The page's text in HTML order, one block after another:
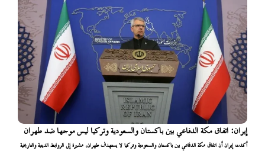
إيران: اتفاق مكة الدفاعي بين باكستان والسعودية وتركيا ليس موجها ضد طهران
أكدت إيران أن اتفاق مكة الدفاعي بين باكستان والسعودية وتركيا لا يستهدف طهران، مشيرة إلى الروابط الدينية والتاريخية